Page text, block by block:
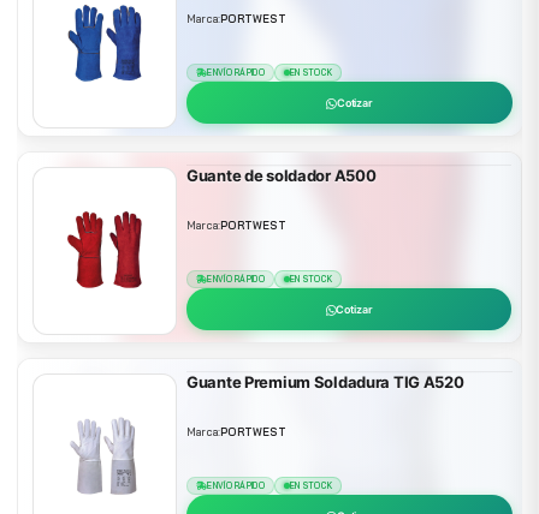
Marca:PORTWEST
ENVÍO RÁPIDO EN STOCK
Cotizar
Guante de soldador A500
Marca:PORTWEST
ENVÍO RÁPIDO EN STOCK
Cotizar
Guante Premium Soldadura TIG A520
Marca:PORTWEST
ENVÍO RÁPIDO EN STOCK